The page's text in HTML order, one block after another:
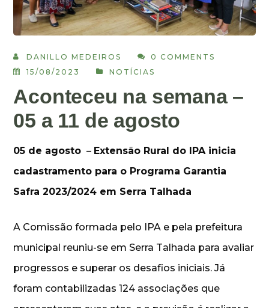
DANILLO MEDEIROS
0 COMMENTS
15/08/2023
NOTÍCIAS
Aconteceu na semana –
05 a 11 de agosto
05 de agosto – Extensão Rural do IPA inicia
cadastramento para o Programa Garantia
Safra 2023/2024 em Serra Talhada
A Comissão formada pelo IPA e pela prefeitura
municipal reuniu-se em Serra Talhada para avaliar
progressos e superar os desafios iniciais. Já
foram contabilizadas 124 associações que